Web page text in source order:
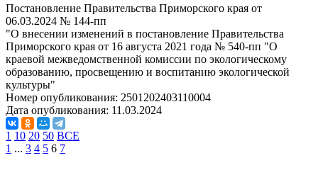
Постановление Правительства Приморского края от
06.03.2024 № 144-пп
"О внесении изменений в постановление Правительства
Приморского края от 16 августа 2021 года № 540-пп "О
краевой межведомственной комиссии по экологическому
образованию, просвещению и воспитанию экологической
культуры"
Номер опубликования: 2501202403110004
Дата опубликования: 11.03.2024
1 10 20 50 ВСЕ
1 ... 3 4 5 6 7